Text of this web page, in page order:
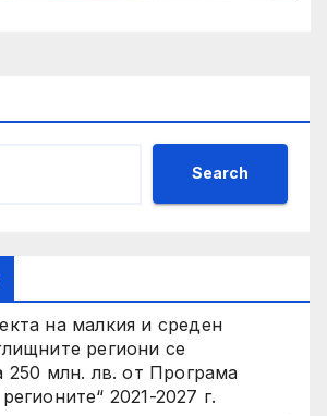
Search
на малкия и среден
региони се
250 млн. лв. от Програма
2021-2027 г.